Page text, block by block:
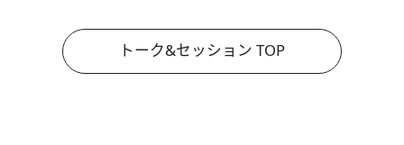
トーク&セッション TOP